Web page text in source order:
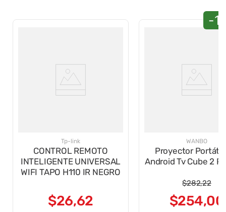
Tp-link
CONTROL REMOTO
INTELIGENTE UNIVERSAL
WIFI TAPO H110 IR NEGRO
$26,62
-
WANBO
Proyector
Android Tv Cube 2
$282,22
$254,00